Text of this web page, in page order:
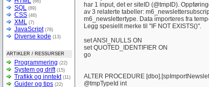
(66)
SQL (89)
CSS (46)
XML (7)
JavaScript (78)
Diverse kode (13)
ARTIKLER / RESSURSER
Programmering (22)
System og drift (15)
Trafikk og inntekt (11)
Guider og tips (22)
har 1 input, det er siteID (@tmpID).
av 3 relaterte tabeller:
m6_newslettertype. Data importeres fra
Legg spesiellt merke til "IF NOT EXISTS()".
set ANSI_NULLS ON
set QUOTED_IDENTIFIER ON
go
ALTER PROCEDURE
@tmpTypeId int